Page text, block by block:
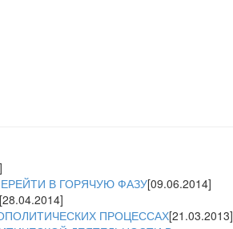
В ГОРЯЧУЮ ФАЗУ[09.06.2014]
[28.04.2014]
ПРОЦЕССАХ[21.03.2013]